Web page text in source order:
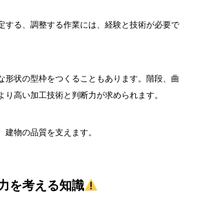
する、調整する作業には、経験と技術が必要で
形状の型枠をつくることもあります。階段、曲
高い加工技術と判断力が求められます。
物の品質を支えます。
を考える知識